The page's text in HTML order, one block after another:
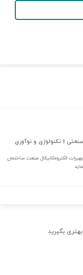
| تکنولوژی و نوآوری
الکترومکانیکال صنعت ساختمان
بگیرید